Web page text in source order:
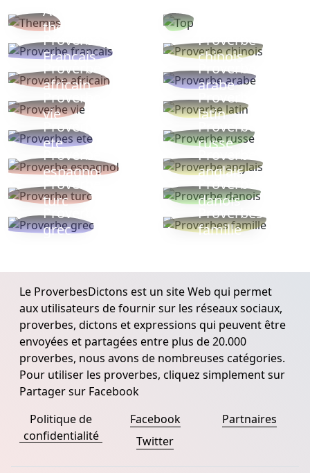
Autres
thèmes
Proverbe
Français
Proverbe
chinois
Proverbe
africain
Proverbe
arabe
Proverbe
vie
Proverbe
latin
Proverbes
ete
Proverbe
russe
Proverbe
espagnol
Proverbe
anglais
Proverbe
turc
Proverbe
danois
Proverbe
grec
Proverbes
famille
Le ProverbesDictons est un site Web qui permet
aux utilisateurs de fournir sur les réseaux sociaux,
proverbes, dictons et expressions qui peuvent être
envoyées et partagées entre plus de 20.000
proverbes, nous avons de nombreuses catégories.
Pour utiliser les proverbes, cliquez simplement sur
Partager sur Facebook
Politique de
confidentialité
Facebook
Twitter
Partnaires